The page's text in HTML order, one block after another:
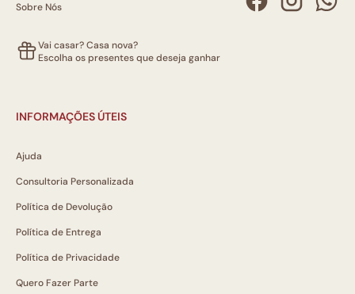
Sobre Nós
Vai casar? Casa nova?
Escolha os presentes que deseja ganhar
INFORMAÇÕES ÚTEIS
Ajuda
Consultoria Personalizada
Política de Devolução
Política de Entrega
Política de Privacidade
Quero Fazer Parte